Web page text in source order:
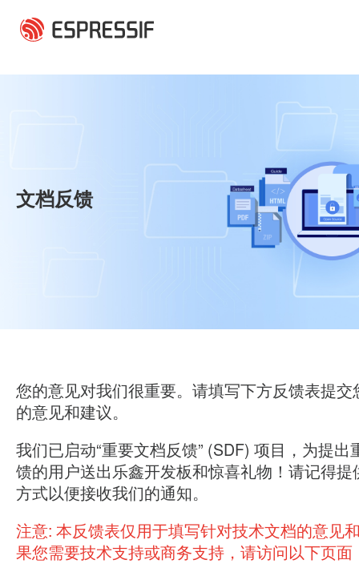
文档反馈
您的意见对我们很重要。请填写下方反馈表提交
的意见和建议。
我们已启动“重要文档反馈” (SDF) 项目，为提出
馈的用户送出乐鑫开发板和惊喜礼物！请记得提
方式以便接收我们的通知。
注意: 本反馈表仅用于填写针对技术文档的意见
果您需要技术支持或商务支持，请访问以下页面